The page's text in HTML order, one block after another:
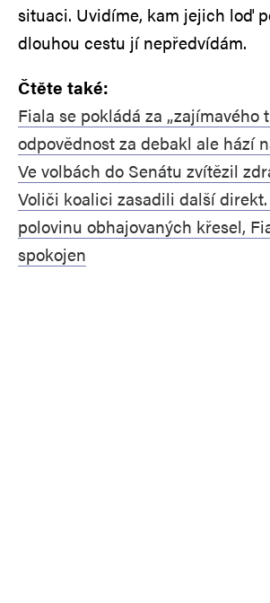
situaci. Uvidíme, kam jejich loď
dlouhou cestu jí nepředvídám.
Čtěte také:
Fiala se pokládá za „zajímavého
odpovědnost za debakl ale hází
Ve volbách do Senátu zvítězil
Voliči koalici zasadili další
polovinu obhajovaných křesel,
spokojen